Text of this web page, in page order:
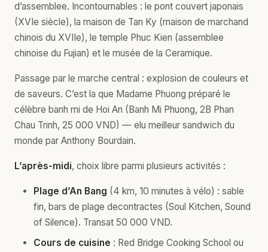
d’assemblee. Incontournables : le pont couvert japonais
(XVIe siècle), la maison de Tan Ky (maison de marchand
chinois du XVIIe), le temple Phuc Kien (assemblee
chinoise du Fujian) et le musée de la Ceramique.
Passage par le marche central : explosion de couleurs et
de saveurs. C’est la que Madame Phuong préparé le
célèbre banh mi de Hoi An (Banh Mi Phuong, 2B Phan
Chau Trinh, 25 000 VND) — elu meilleur sandwich du
monde par Anthony Bourdain.
L’après-midi, choix libre parmi plusieurs activités :
Plage d’An Bang (4 km, 10 minutes à vélo) : sable
fin, bars de plage decontractes (Soul Kitchen, Sound
of Silence). Transat 50 000 VND.
Cours de cuisine : Red Bridge Cooking School ou